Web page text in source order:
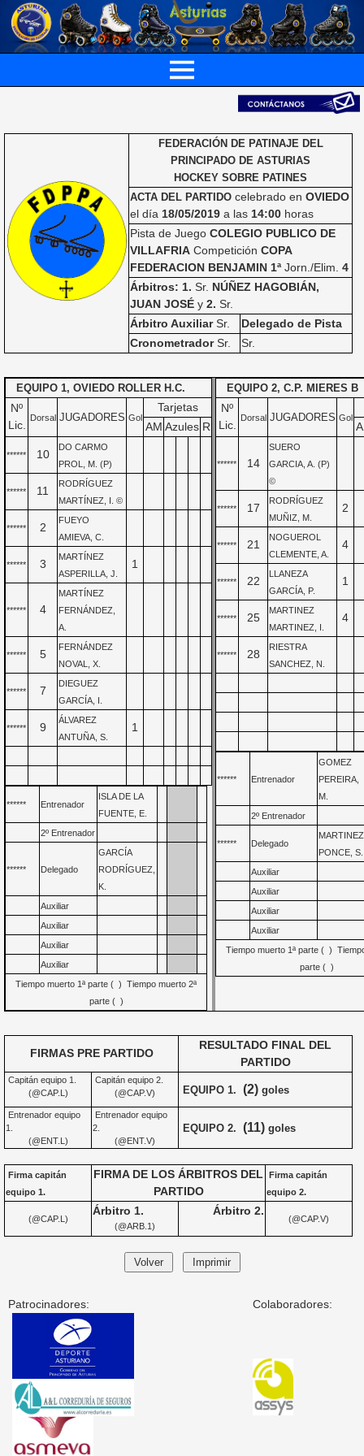
FEDERACIÓN DE PATINAJE DEL
PRINCIPADO DE ASTURIAS
HOCKEY SOBRE PATINES
ACTA DEL PARTIDO celebrado enOVIEDO
el día18/05/2019 a las14:00 horas
Pista de JuegoCOLEGIO PUBLICO DE
VILLAFRIA CompeticiónCOPA
FEDERACION BENJAMIN 1ªJorn./Elim.4
Árbitros: 1. Sr. NÚÑEZ HAGOBIÁN,
JUAN JOSÉ y2. Sr.
Árbitro AuxiliarSr.
Delegado de Pista
CronometradorSr. Sr.
EQUIPO 1, OVIEDO ROLLER H.C.
Nº
Lic.
Dorsal JUGADORES Gol
Tarjetas
AM Azules R
****** 10
DO CARMO
PROL, M. (P)
****** 11
RODRÍGUEZ
MARTÍNEZ, I. ©
****** 2
FUEYO
AMIEVA, C.
****** 3
MARTÍNEZ
ASPERILLA, J.
1
****** 4
MARTÍNEZ
FERNÁNDEZ,
A.
****** 5
FERNÁNDEZ
NOVAL, X.
****** 7
DIEGUEZ
GARCÍA, I.
****** 9
ÁLVAREZ
ANTUÑA, S.
1
****** Entrenador
ISLA DE LA
FUENTE, E.
2º Entrenador
****** Delegado
GARCÍA
RODRÍGUEZ,
K.
Auxiliar
Auxiliar
Auxiliar
Auxiliar
Tiempo muerto 1ª parte ( ) Tiempo muerto 2ª
parte ( )
EQUIPO 2, C.P. MIERES B
Nº
Lic.
Dorsal JUGADORES Gol
****** 14
SUERO
GARCIA, A. (P)
©
****** 17
RODRÍGUEZ
MUÑIZ, M.
2
****** 21
NOGUEROL
CLEMENTE, A.
4
****** 22
LLANEZA
GARCÍA, P.
1
****** 25
MARTINEZ
MARTINEZ, I.
4
****** 28
RIESTRA
SANCHEZ, N.
****** Entrenador
GOMEZ
PEREIRA,
M.
2º Entrenador
****** Delegado
MARTINEZ
PONCE, S.
Auxiliar
Auxiliar
Auxiliar
Auxiliar
Tiempo muerto 1ª parte ( )
parte ( )
FIRMAS PRE PARTIDO
RESULTADO FINAL DEL
PARTIDO
Capitán equipo 1.
(@CAP.L)
Capitán equipo 2.
(@CAP.V)
EQUIPO 1. (2) goles
Entrenador equipo
1.
(@ENT.L)
Entrenador equipo
2.
(@ENT.V)
EQUIPO 2. (11) goles
Firma capitán
equipo 1.
FIRMA DE LOS ÁRBITROS DEL
PARTIDO
Firma capitán
equipo 2.
(@CAP.L)
Árbitro 1.
(@ARB.1)
Árbitro 2.
(@CAP.V)
Patrocinadores: Colaboradores: